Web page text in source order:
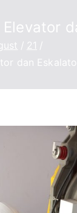
21
dan Eskalator